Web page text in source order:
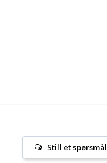
Still et spørsmål